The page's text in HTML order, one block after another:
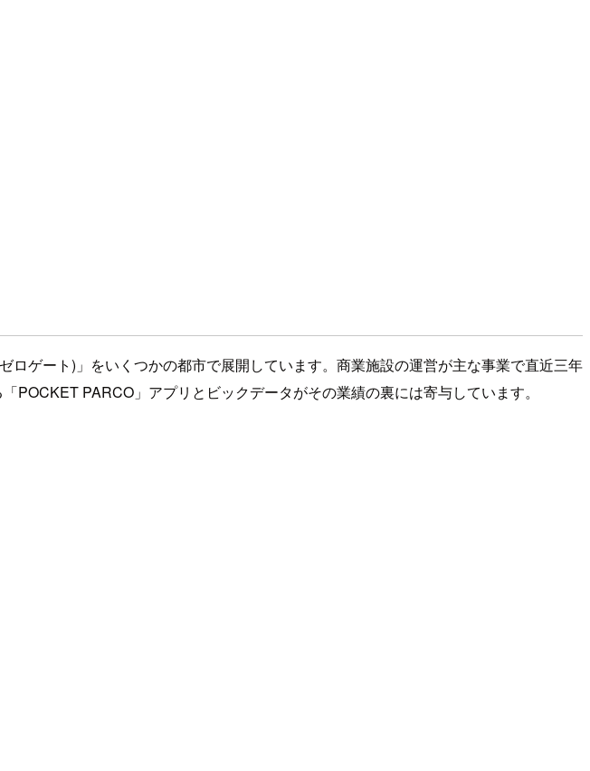
ロゲート)」をいくつかの都市で展開しています。商業施設の運営が主な事業で直近三年
PARCO」アプリとビックデータがその業績の裏には寄与しています。